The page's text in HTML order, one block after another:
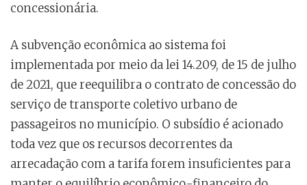
concessionária.
A subvenção econômica ao sistema foi
implementada por meio da lei 14.209, de 15 de julho
de 2021, que reequilibra o contrato de concessão do
serviço de transporte coletivo urbano de
passageiros no município. O subsídio é acionado
toda vez que os recursos decorrentes da
arrecadação com a tarifa forem insuficientes para